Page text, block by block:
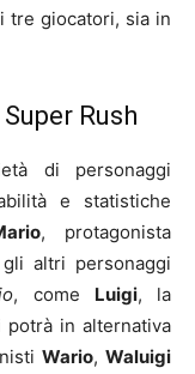
tre giocatori, sia in
Rush
di personaggi
e statistiche
, protagonista
altri personaggi
, come Luigi, la
potrà in alternativa
Wario,Waluigi